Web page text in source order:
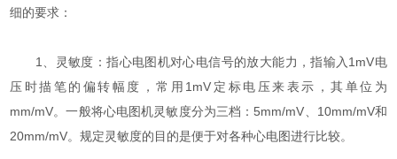
细的要求：
1、灵敏度：指心电图机对心电信号的放大能力，指输入1mV电
压时描笔的偏转幅度，常用1mV定标电压来表示，其单位为
mm/mV。一般将心电图机灵敏度分为三档：5mm/mV、10mm/mV和
20mm/mV。规定灵敏度的目的是便于对各种心电图进行比较。